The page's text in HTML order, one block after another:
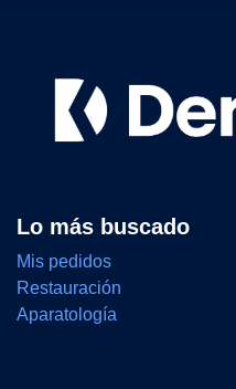
Lo más buscado
Mis pedidos
Restauración
Aparatología